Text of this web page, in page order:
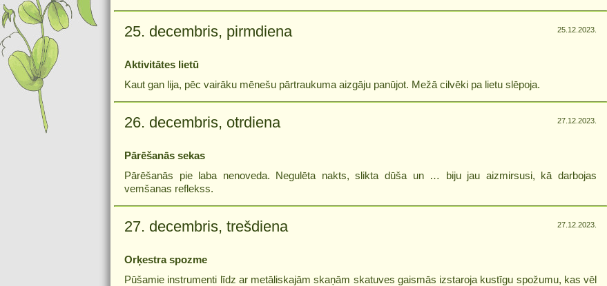
25. decembris, pirmdiena 25.12.2023.
Aktivitātes lietū
Kaut gan lija, pēc vairāku mēnešu pārtraukuma aizgāju panūjot. Mežā cilvēki pa lietu slēpoja.
26. decembris, otrdiena 27.12.2023.
Pārēšanās sekas
Pārēšanās pie laba nenoveda. Negulēta nakts, slikta dūša un … biju jau aizmirsusi, kā darbojas
vemšanas reflekss.
27. decembris, trešdiena 27.12.2023.
Orķestra spozme
Pūšamie instrumenti līdz ar metāliskajām skaņām skatuves gaismās izstaroja kustīgu spožumu, kas vēl